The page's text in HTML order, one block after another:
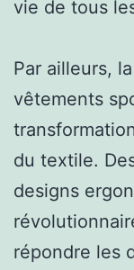
vie de tous
Par ailleurs,
vêtements
du textile.
designs
répondre les